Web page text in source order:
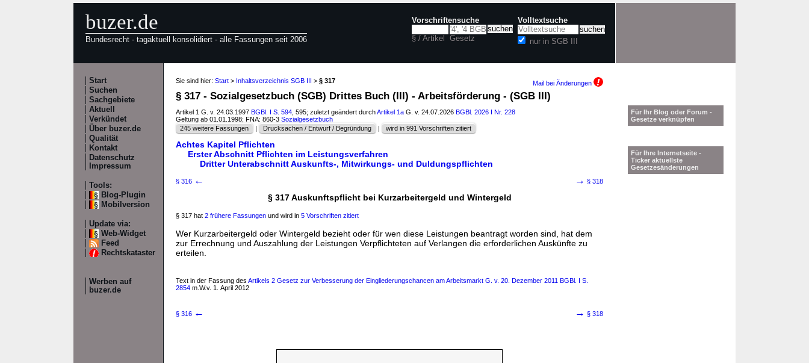
buzer.de
Bundesrecht - tagaktuell konsolidiert - alle Fassungen seit 2006
Vorschriftensuche
§ / Artikel Gesetz
Volltextsuche
nur in SGB III
Start
Suchen
Sachgebiete
Aktuell
Verkündet
Über buzer.de
Qualität
Kontakt
Datenschutz
Impressum
Tools:
Blog-Plugin
Mobilversion
Update via:
Web-Widget
Feed
Rechtskataster
Werben auf
buzer.de
Sie sind hier: Start > Inhaltsverzeichnis SGB III > § 317 Mail bei Änderungen
§ 317 - Sozialgesetzbuch (SGB) Drittes Buch (III) - Arbeitsförderung - (SGB III)
Artikel 1 G. v. 24.03.1997 BGBl. I S. 594 , 595; zuletzt geändert durchArtikel 1a G. v. 24.07.2026 BGBl. 2026 I Nr. 228
Geltung ab 01.01.1998; FNA: 860-3 Sozialgesetzbuch
245 weitere Fassungen
| Drucksachen / Entwurf / Begründung | wird in 991 Vorschriften zitiert
Achtes Kapitel Pflichten
Erster Abschnitt Pflichten im Leistungsverfahren
Dritter Unterabschnitt Auskunfts-, Mitwirkungs- und Duldungspflichten
§ 316 ← → § 318
§ 317 Auskunftspflicht bei Kurzarbeitergeld und Wintergeld
§ 317 hat 2 frühere Fassungen und wird in 5 Vorschriften zitiert
Wer Kurzarbeitergeld oder Wintergeld bezieht oder für wen diese Leistungen beantragt worden sind, hat dem
zur Errechnung und Auszahlung der Leistungen Verpflichteten auf Verlangen die erforderlichen Auskünfte zu
erteilen.
Text in der Fassung des Artikels 2 Gesetz zur Verbesserung der Eingliederungschancen am Arbeitsmarkt G. v. 20. Dezember 2011 BGBl. I S.
2854 m.W.v. 1. April 2012
§ 316 ← → § 318
Für Ihr Blog oder Forum -
Gesetze verknüpfen
Für Ihre Internetseite -
Ticker aktuellste
Gesetzesänderungen